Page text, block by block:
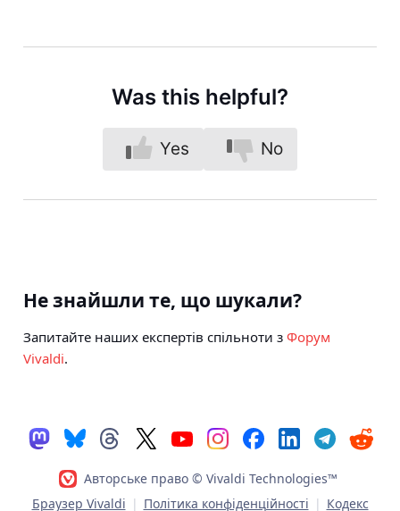
Was this helpful?
Yes No
Не знайшли те, що шукали?
Запитайте наших експертів спільноти з Форум
Vivaldi.
Авторське право © Vivaldi Technologies™
Браузер Vivaldi | Політика конфіденційності | Кодекс